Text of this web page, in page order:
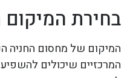
בחירת המיקום
המיקום של מחסום החניה
המרכזיים שיכולים